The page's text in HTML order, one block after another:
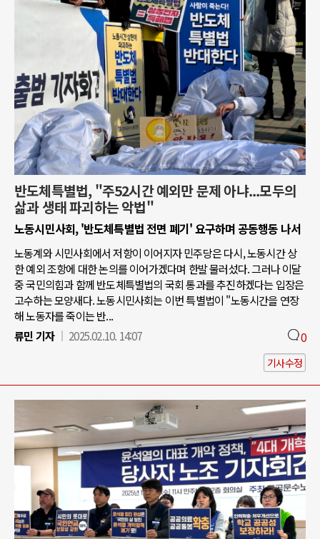
반도체특별법, "주52시간 예외만 문제 아냐...모두의
삶과 생태 파괴하는 악법"
노동시민사회, '반도체특별법 전면 폐기' 요구하며 공동행동 나서
노동계와 시민사회에서 저항이 이어지자 민주당은 다시, 노동시간 상
한 예외 조항에 대한 논의를 이어가겠다며 한발 물러섰다. 그러나 이달
중 국민의힘과 함께 반도체특별법의 국회 통과를 추진하겠다는 입장은
고수하는 모양새다. 노동시민사회는 이번 특별법이 "노동시간을 연장
해 노동자를 죽이는 반...
류민 기자
2025.02.10. 14:07 0
기사수정